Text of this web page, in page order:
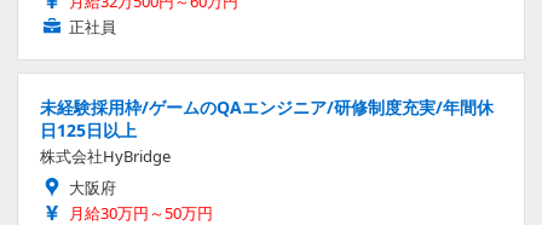
正社員
未経験採用枠/ゲームのQAエンジニア/研修制度充実/年間休
日125日以上
株式会社HyBridge
大阪府
月給30万円～50万円